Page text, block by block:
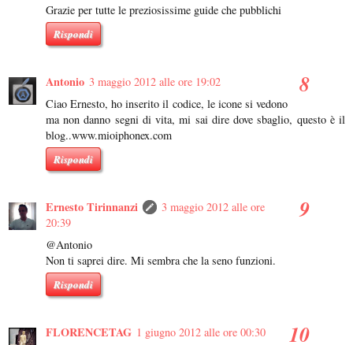
Grazie per tutte le preziosissime guide che pubblichi
Rispondi
Antonio 3 maggio 2012 alle ore 19:02
Ciao Ernesto, ho inserito il codice, le icone si vedono
ma non danno segni di vita, mi sai dire dove sbaglio, questo è il
blog..www.mioiphonex.com
Rispondi
Ernesto Tirinnanzi
3 maggio 2012 alle ore
20:39
@Antonio
Non ti saprei dire. Mi sembra che la seno funzioni.
Rispondi
FLORENCETAG 1 giugno 2012 alle ore 00:30